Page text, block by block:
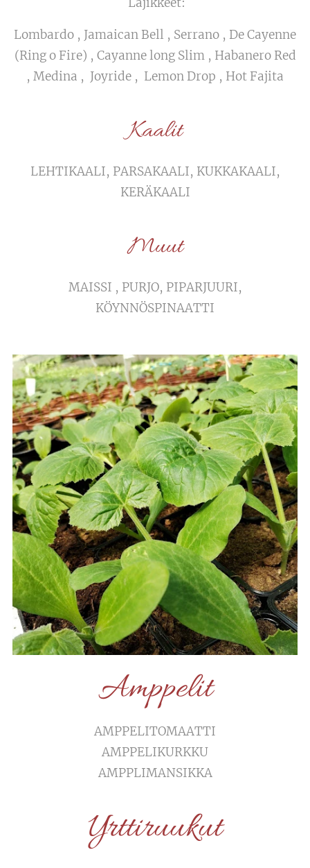
Lombardo , Jamaican Bell , Serrano , De Cayenne
(Ring o Fire) , Cayanne long Slim , Habanero Red
, Medina , Joyride , Lemon Drop , Hot Fajita
Kaalit
LEHTIKAALI, PARSAKAALI, KUKKAKAALI,
KERÄKAALI
Muut
MAISSI , PURJO, PIPARJUURI,
KÖYNNÖSPINAATTI
Amppelit
AMPPELITOMAATTI
AMPPELIKURKKU
AMPPLIMANSIKKA
Yrttiruukut